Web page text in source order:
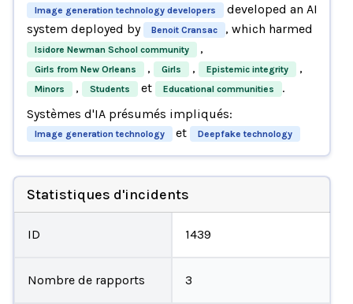
Image generation technology developers
developed an AI
system deployed by
Benoit Cransac , which harmed
Isidore Newman School community ,
Girls from New Orleans , Girls , Epistemic integrity ,
Minors , Students et Educational communities
.
Systèmes d'IA présumés impliqués:
Image generation technology et Deepfake technology
Statistiques d'incidents
ID 1439
Nombre de rapports 3